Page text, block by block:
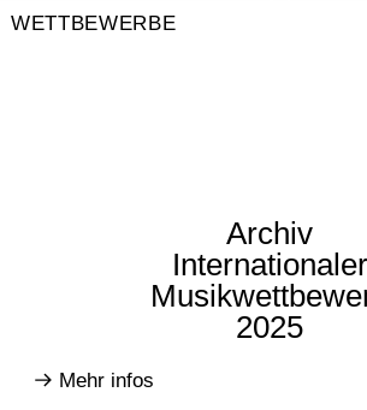
WETTBEWERBE
Archiv
Internationaler
2025
Mehr infos